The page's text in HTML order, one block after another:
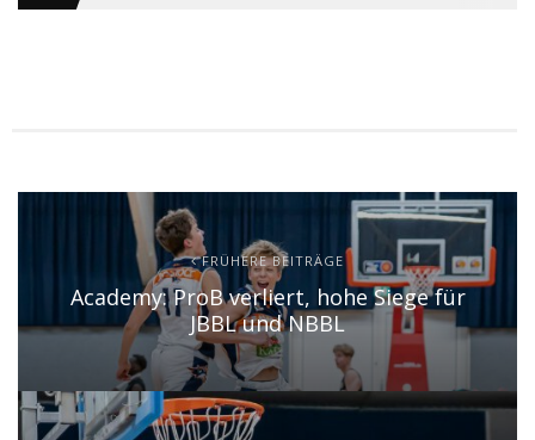
FRÜHERE BEITRÄGE
Academy: ProB verliert, hohe Siege für
JBBL und NBBL